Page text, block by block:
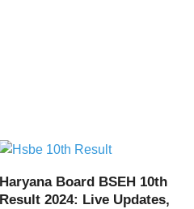
Haryana Board BSEH 10th
Result 2024: Live Updates,